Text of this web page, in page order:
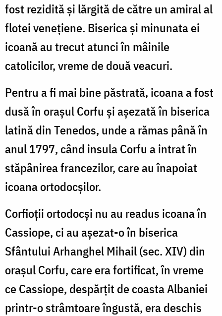
fost rezidită şi lărgită de către un amiral al
flotei veneţiene. Biserica şi minunata ei
icoană au trecut atunci în mâinile
catolicilor, vreme de două veacuri.
Pentru a fi mai bine păstrată, icoana a fost
dusă în oraşul Corfu şi aşezată în biserica
latină din Tenedos, unde a rămas până în
anul 1797, când insula Corfu a intrat în
stăpânirea francezilor, care au înapoiat
icoana ortodocşilor.
Corfioţii ortodocşi nu au readus icoana în
Cassiope, ci au aşezat-o în biserica
Sfântului Arhanghel Mihail (sec. XIV) din
oraşul Corfu, care era fortificat, în vreme
ce Cassiope, despărţit de coasta Albaniei
printr-o strâmtoare îngustă, era deschis